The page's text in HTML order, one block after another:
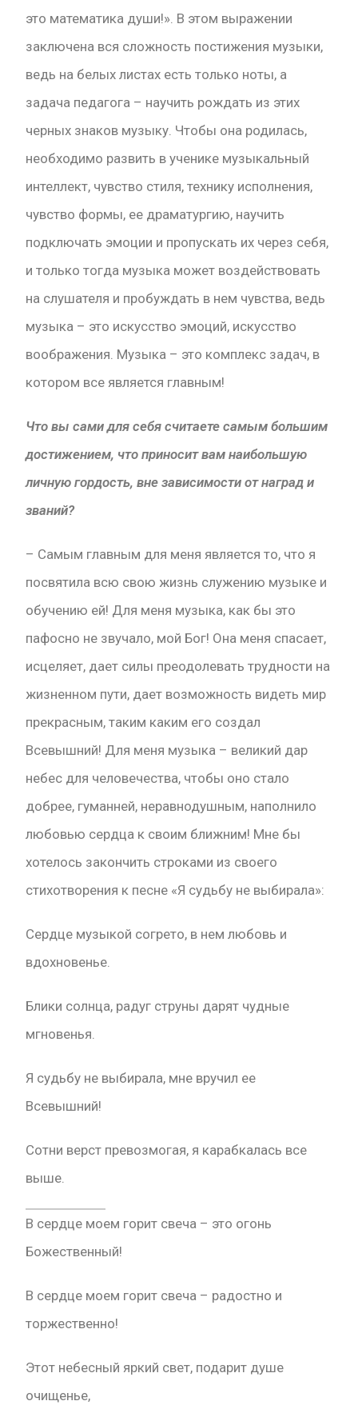
это математика души!». В этом выражении
заключена вся сложность постижения музыки,
ведь на белых листах есть только ноты, а
задача педагога – научить рождать из этих
черных знаков музыку. Чтобы она родилась,
необходимо развить в ученике музыкальный
интеллект, чувство стиля, технику исполнения,
чувство формы, ее драматургию, научить
подключать эмоции и пропускать их через себя,
и только тогда музыка может воздействовать
на слушателя и пробуждать в нем чувства, ведь
музыка – это искусство эмоций, искусство
воображения. Музыка – это комплекс задач, в
котором все является главным!
Что вы сами для себя считаете самым большим
достижением, что приносит вам наибольшую
личную гордость, вне зависимости от наград и
званий?
– Самым главным для меня является то, что я
посвятила всю свою жизнь служению музыке и
обучению ей! Для меня музыка, как бы это
пафосно не звучало, мой Бог! Она меня спасает,
исцеляет, дает силы преодолевать трудности на
жизненном пути, дает возможность видеть мир
прекрасным, таким каким его создал
Всевышний! Для меня музыка – великий дар
небес для человечества, чтобы оно стало
добрее, гуманней, неравнодушным, наполнило
любовью сердца к своим ближним! Мне бы
хотелось закончить строками из своего
стихотворения к песне «Я судьбу не выбирала»:
Сердце музыкой согрето, в нем любовь и
вдохновенье.
Блики солнца, радуг струны дарят чудные
мгновенья.
Я судьбу не выбирала, мне вручил ее
Всевышний!
Сотни верст превозмогая, я карабкалась все
выше.
В сердце моем горит свеча – это огонь
Божественный!
В сердце моем горит свеча – радостно и
торжественно!
Этот небесный яркий свет, подарит душе
очищенье,